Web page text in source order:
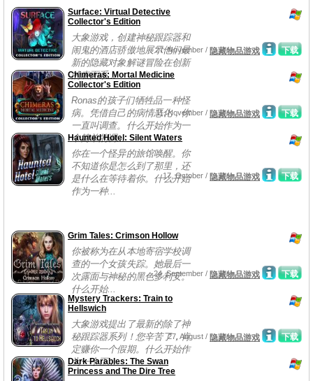
Surface: Virtual Detective
Collector's Edition
大象游戏，创建神秘跟踪器和
闹鬼的酒店骄傲地展示他们最
新的隐藏对象解谜冒险在创新
的表面系...
下载
27, November / 隐藏物品游戏
Chimeras: Mortal Medicine
Collector's Edition
Ronas的孩子们牺牲品一种怪
病。凭借自己的病情恶化，你
一直叫调查。什么开始作为一
个简单的调...
下载
11, November / 隐藏物品游戏
Haunted Hotel: Silent Waters
你在一个怪异的旅馆唤醒。你
不知道你是怎么到了那里，还
是什么在等待着你。什么开始
作为一种...
下载
17, October / 隐藏物品游戏
Grim Tales: Crimson Hollow
你被称为在从本地寄宿学校调
查的一个女孩失踪。她最后一
次露面与神秘的黑色多利安。
什么开始...
下载
24, September / 隐藏物品游戏
Mystery Trackers: Train to
Hellswich
大象游戏提出了最新的除了神
秘跟踪器系列！您辛苦了，肯
定赚你一个假期。什么开始作
为一个正...
下载
27, August / 隐藏物品游戏
Dark Parables: The Swan
Princess and The Dire Tree